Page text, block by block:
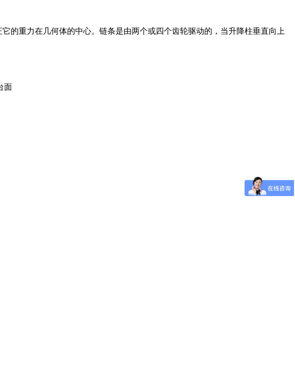
的重力在几何体的中心。链条是由两个或四个齿轮驱动的，当升降柱垂直向上
面